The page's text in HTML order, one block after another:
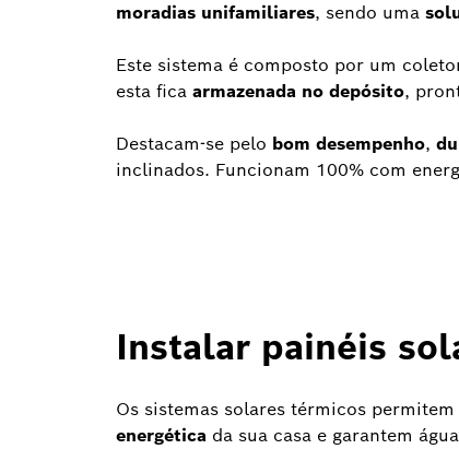
moradias unifamiliares, sendo uma
Este sistema é composto por um
esta fica armazenada no depósito,
Destacam-se pelo bom desempenho,
inclinados. Funcionam 100% com
Instalar painéis
Os sistemas solares térmicos permitem
energética da sua casa e garantem